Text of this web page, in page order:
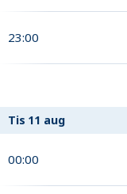
23:00
Tis 11 aug
00:00